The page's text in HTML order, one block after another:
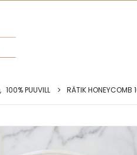
, 100% PUUVILL RÄTIK HONEYCOMB